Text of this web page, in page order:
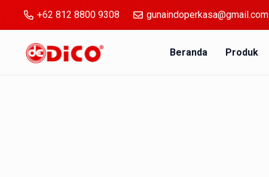
+62 812 8800 9308 gunaindoperkasa@gmail.com
Beranda Produk